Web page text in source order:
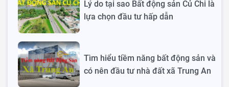
Lý do tại sao Bất động sản Củ Chi là
lựa chọn đầu tư hấp dẫn
Tìm hiểu tiềm năng bất động sản và
có nên đầu tư nhà đất xã Trung An